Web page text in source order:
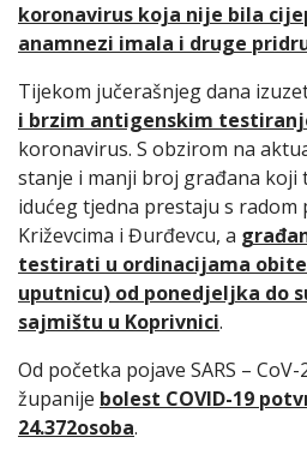
koronavirus koja nije bila
anamnezi imala i druge
Tijekom jučerašnjeg dana
i brzim antigenskim
koronavirus. S obzirom na
stanje i manji broj građana koji
idućeg tjedna prestaju s
Križevcima i Đurđevcu, a
testirati u ordinacijama
uputnicu) od ponedjeljka do
sajmištu u Koprivnici.
Od početka pojave SARS –
županije bolest COVID-19
24.372osoba.